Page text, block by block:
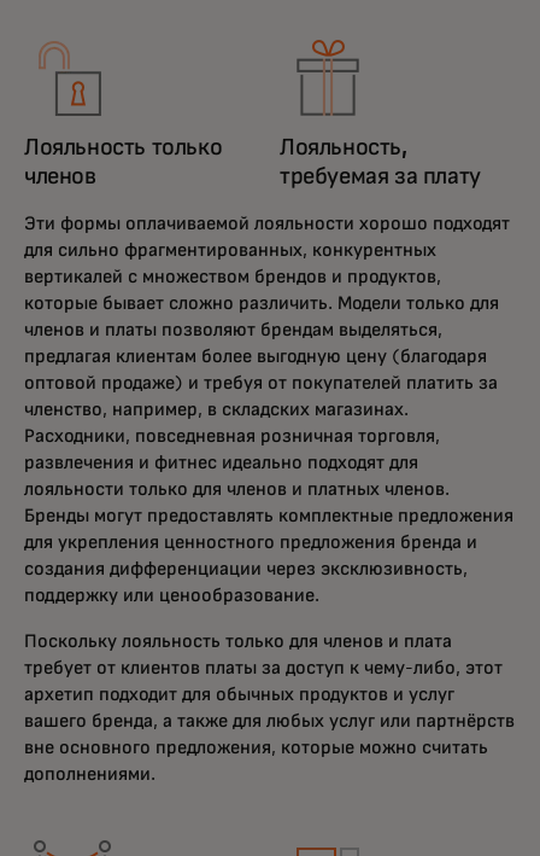
Лояльность только
членов
Лояльность,
требуемая за плату
Эти формы оплачиваемой лояльности хорошо подходят
для сильно фрагментированных, конкурентных
вертикалей с множеством брендов и продуктов,
которые бывает сложно различить. Модели только для
членов и платы позволяют брендам выделяться,
предлагая клиентам более выгодную цену (благодаря
оптовой продаже) и требуя от покупателей платить за
членство, например, в складских магазинах.
Расходники, повседневная розничная торговля,
развлечения и фитнес идеально подходят для
лояльности только для членов и платных членов.
Бренды могут предоставлять комплектные предложения
для укрепления ценностного предложения бренда и
создания дифференциации через эксклюзивность,
поддержку или ценообразование.
Поскольку лояльность только для членов и плата
требует от клиентов платы за доступ к чему-либо, этот
архетип подходит для обычных продуктов и услуг
вашего бренда, а также для любых услуг или партнёрств
вне основного предложения, которые можно считать
дополнениями.